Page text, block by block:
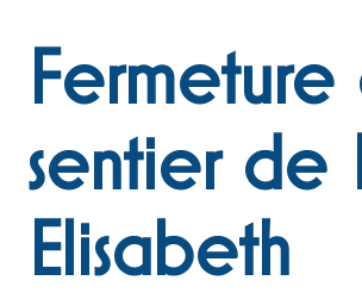
Fermeture
sentier de
Elisabeth